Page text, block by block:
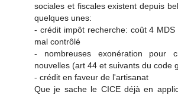
sociales et fiscales existent depuis
quelques unes:
- crédit impôt recherche: coût 4
mal contrôlé
- nombreuses exonération pour
nouvelles (art 44 et suivants du code
- crédit en faveur de l'artisanat
Que je sache le CICE déjà en